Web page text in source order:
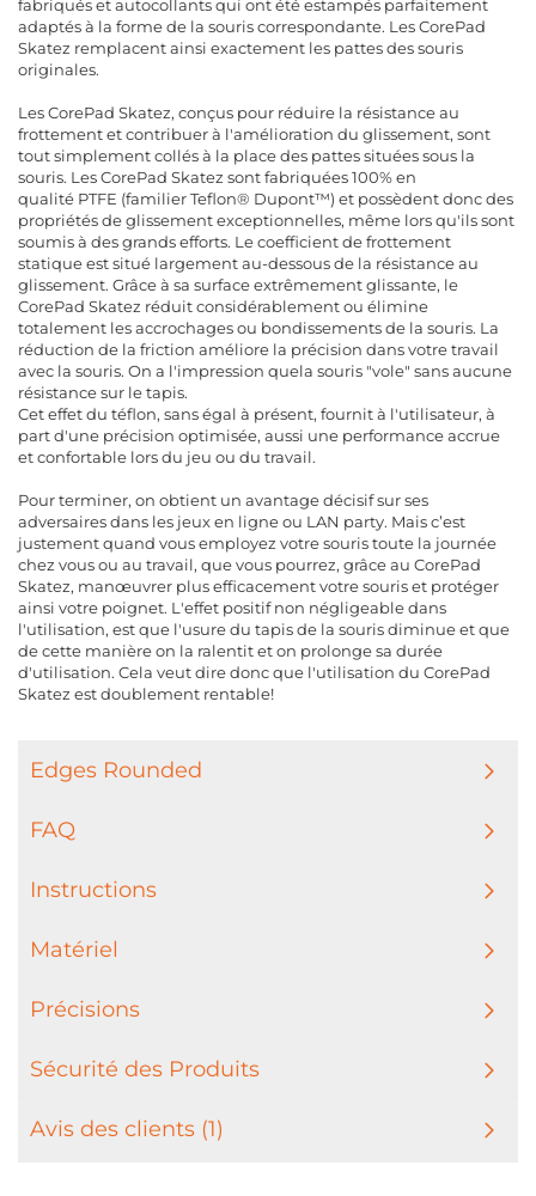
fabriqués et autocollants qui ont été estampés parfaitement
adaptés à la forme de la souris correspondante. Les CorePad
Skatez remplacent ainsi exactement les pattes des souris
originales.
Les CorePad Skatez, conçus pour réduire la résistance au
frottement et contribuer à l'amélioration du glissement, sont
tout simplement collés à la place des pattes situées sous la
souris. Les CorePad Skatez sont fabriquées 100% en
qualité PTFE (familier Teflon® Dupont™) et possèdent donc des
propriétés de glissement exceptionnelles, même lors qu'ils sont
soumis à des grands efforts. Le coefficient de frottement
statique est situé largement au-dessous de la résistance au
glissement. Grâce à sa surface extrêmement glissante, le
CorePad Skatez réduit considérablement ou élimine
totalement les accrochages ou bondissements de la souris. La
réduction de la friction améliore la précision dans votre travail
avec la souris. On a l'impression quela souris "vole" sans aucune
résistance sur le tapis.
Cet effet du téflon, sans égal à présent, fournit à l'utilisateur, à
part d'une précision optimisée, aussi une performance accrue
et confortable lors du jeu ou du travail.
Pour terminer, on obtient un avantage décisif sur ses
adversaires dans les jeux en ligne ou LAN party. Mais c’est
justement quand vous employez votre souris toute la journée
chez vous ou au travail, que vous pourrez, grâce au CorePad
Skatez, manœuvrer plus efficacement votre souris et protéger
ainsi votre poignet. L'effet positif non négligeable dans
l'utilisation, est que l'usure du tapis de la souris diminue et que
de cette manière on la ralentit et on prolonge sa durée
d'utilisation. Cela veut dire donc que l'utilisation du CorePad
Skatez est doublement rentable!
Edges Rounded
FAQ
Instructions
Matériel
Précisions
Sécurité des Produits
Avis des clients (1)